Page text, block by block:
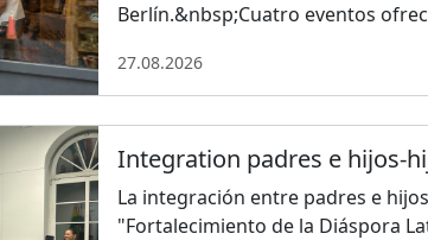
Berlín.&nbsp;Cuatro eventos
27.08.2026
Integration padres e hijos-
La integración entre padres e
"Fortalecimiento de la Diáspora